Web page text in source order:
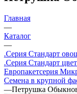
Главная
—
Каталог
—
.Серия Стандарт
.Серия Стандарт
Европакетсерия
Семена в крупной
—Петрушка